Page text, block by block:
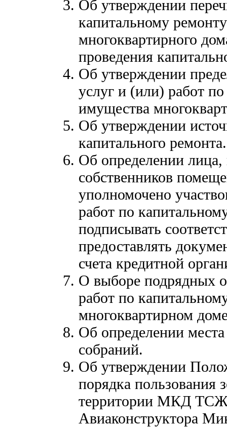
Об утверждении
капитальному
многоквартирного
проведения
Об утверждении
услуг и (или) работ
имущества
Об утверждении
капитального ремонта.
Об определении лица,
собственников
уполномочено
работ по
подписывать
предоставлять
счета кредитной
О выборе подрядных
работ по
многоквартирном
Об определении
собраний.
Об утверждении
порядка пользования
территории МКД ТСЖ
Авиаконструктора